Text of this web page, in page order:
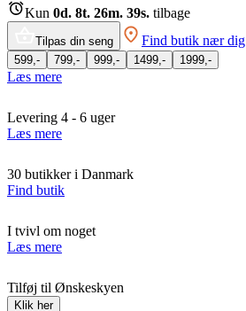
Kun 0d. 8t. 26m. 39s. tilbage
Tilpas din seng Find butik nær dig
599,- 799,- 999,- 1499,- 1999,-
Læs mere
Levering 4 - 6 uger
Læs mere
30 butikker i Danmark
Find butik
I tvivl om noget
Læs mere
Tilføj til Ønskeskyen
Klik her